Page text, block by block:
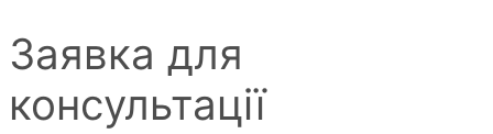
Заявка для
консультації